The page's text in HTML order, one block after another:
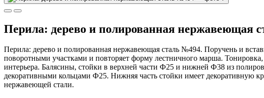
Перила: дерево и полированная нержавеющая
Перила: дерево и полированная нержавеющая сталь №494. Поручень и
поворотными участками и повторяет форму лестничного марша. Тонировка,
интерьера. Балясины, стойки в верхней части Ф25 и нижней Ф38 из
декоративными кольцами Ф25. Нижняя часть стойки имеет декоративную
нержавеющей стали.